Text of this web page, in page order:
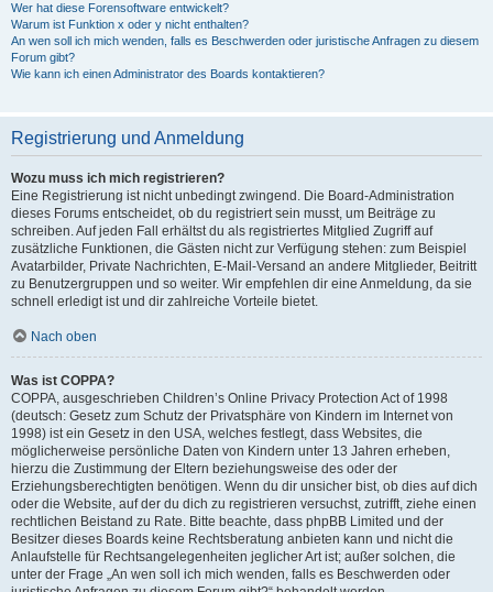
Wer hat diese Forensoftware entwickelt?
Warum ist Funktion x oder y nicht enthalten?
An wen soll ich mich wenden, falls es Beschwerden oder juristische Anfragen zu diesem
Forum gibt?
Wie kann ich einen Administrator des Boards kontaktieren?
Registrierung und Anmeldung
Wozu muss ich mich registrieren?
Eine Registrierung ist nicht unbedingt zwingend. Die Board-Administration
dieses Forums entscheidet, ob du registriert sein musst, um Beiträge zu
schreiben. Auf jeden Fall erhältst du als registriertes Mitglied Zugriff auf
zusätzliche Funktionen, die Gästen nicht zur Verfügung stehen: zum Beispiel
Avatarbilder, Private Nachrichten, E-Mail-Versand an andere Mitglieder, Beitritt
zu Benutzergruppen und so weiter. Wir empfehlen dir eine Anmeldung, da sie
schnell erledigt ist und dir zahlreiche Vorteile bietet.
Nach oben
Was ist COPPA?
COPPA, ausgeschrieben Children’s Online Privacy Protection Act of 1998
(deutsch: Gesetz zum Schutz der Privatsphäre von Kindern im Internet von
1998) ist ein Gesetz in den USA, welches festlegt, dass Websites, die
möglicherweise persönliche Daten von Kindern unter 13 Jahren erheben,
hierzu die Zustimmung der Eltern beziehungsweise des oder der
Erziehungsberechtigten benötigen. Wenn du dir unsicher bist, ob dies auf dich
oder die Website, auf der du dich zu registrieren versuchst, zutrifft, ziehe einen
rechtlichen Beistand zu Rate. Bitte beachte, dass phpBB Limited und der
Besitzer dieses Boards keine Rechtsberatung anbieten kann und nicht die
Anlaufstelle für Rechtsangelegenheiten jeglicher Art ist; außer solchen, die
unter der Frage „An wen soll ich mich wenden, falls es Beschwerden oder